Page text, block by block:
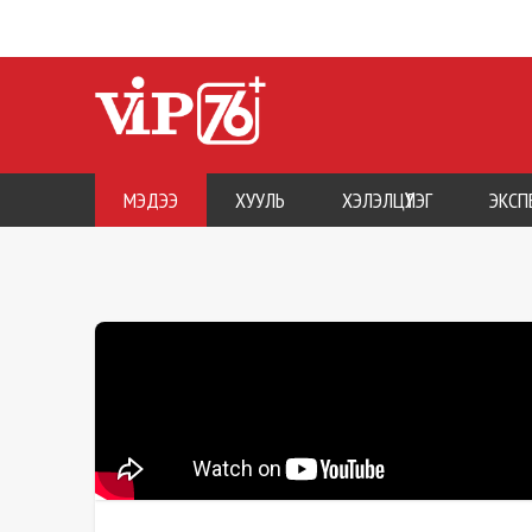
МЭДЭЭ ХУУЛЬ ХЭЛЭЛЦҮҮЛЭГ